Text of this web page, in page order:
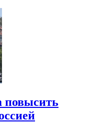
повысить